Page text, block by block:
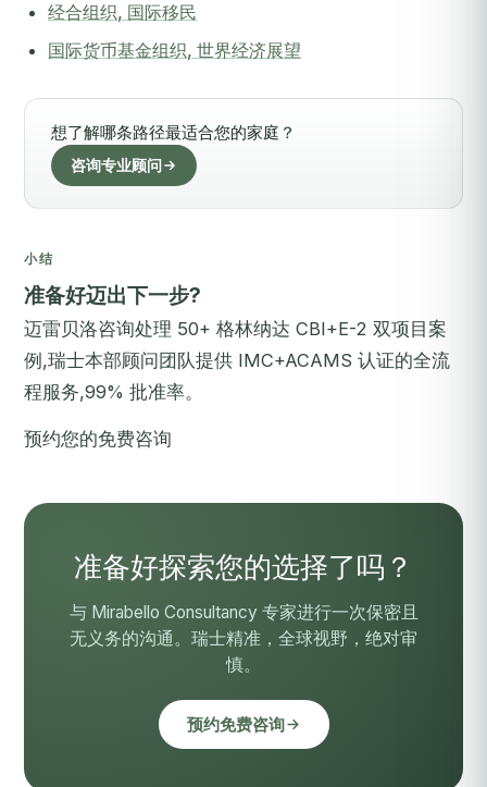
经合组织, 国际移民
国际货币基金组织, 世界经济展望
想了解哪条路径最适合您的家庭？
咨询专业顾问
小结
准备好迈出下一步?
迈雷贝洛咨询处理 50+ 格林纳达 CBI+E-2 双项目案
例,瑞士本部顾问团队提供 IMC+ACAMS 认证的全流
程服务,99% 批准率。
预约您的免费咨询
准备好探索您的选择了吗？
与 Mirabello Consultancy 专家进行一次保密且
无义务的沟通。瑞士精准，全球视野，绝对审
慎。
预约免费咨询